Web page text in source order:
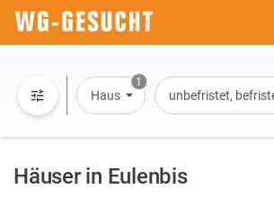
1
Haus unbefristet,
Häuser in Eulenbis